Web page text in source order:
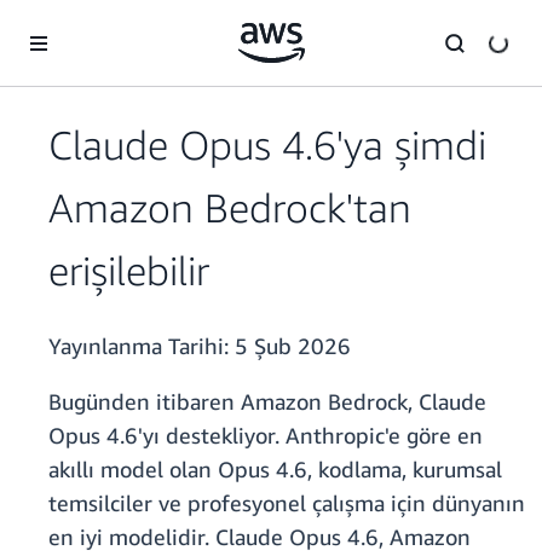
Claude Opus 4.6'ya şimdi
Amazon Bedrock'tan
erişilebilir
Yayınlanma Tarihi: 5 Şub 2026
Bugünden itibaren Amazon Bedrock, Claude
Opus 4.6'yı destekliyor. Anthropic'e göre en
akıllı model olan Opus 4.6, kodlama, kurumsal
temsilciler ve profesyonel çalışma için dünyanın
en iyi modelidir. Claude Opus 4.6, Amazon